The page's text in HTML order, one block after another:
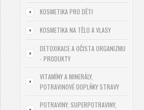
KOSMETIKA PRO DĚTI
KOSMETIKA NA TĚLO A VLASY
DETOXIKACE A OČISTA ORGANIZMU
- PRODUKTY
VITAMÍNY A MINERÁLY,
POTRAVINOVÉ DOPLŇKY STRAVY
POTRAVINY, SUPERPOTRAVINY,